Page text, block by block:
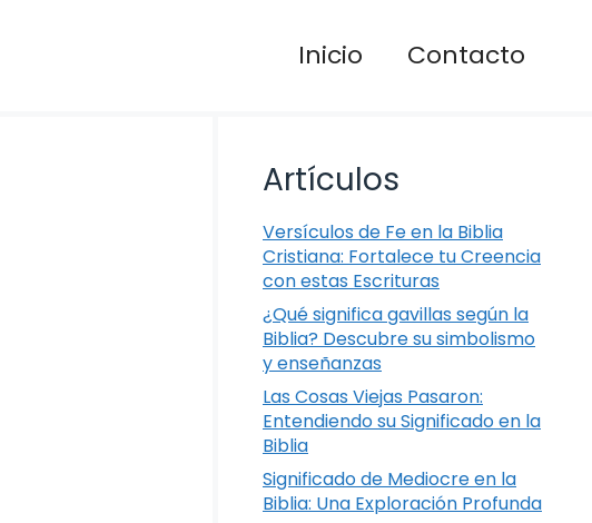
Inicio Contacto
Artículos
Versículos de Fe en la Biblia
Cristiana: Fortalece tu Creencia
con estas Escrituras
¿Qué significa gavillas según la
Biblia? Descubre su simbolismo
y enseñanzas
Las Cosas Viejas Pasaron:
Entendiendo su Significado en la
Biblia
Significado de Mediocre en la
Biblia: Una Exploración Profunda